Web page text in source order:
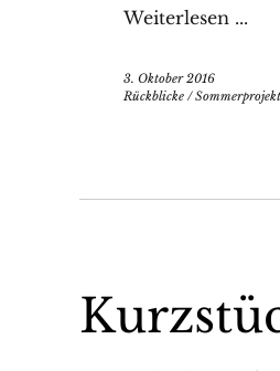
Weiterlesen ...
3. Oktober 2016
Rückblicke /